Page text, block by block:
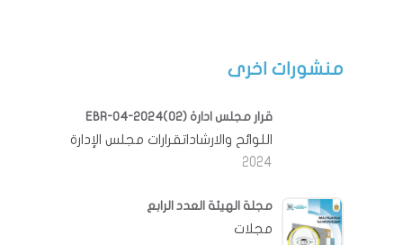
منشورات اخرى
قرار مجلس ادارة EBR-04-2024(02)
اللوائح والارشاداتقرارات مجلس الإدارة
2024
مجلة الهيئة العدد الرابع
مجلات